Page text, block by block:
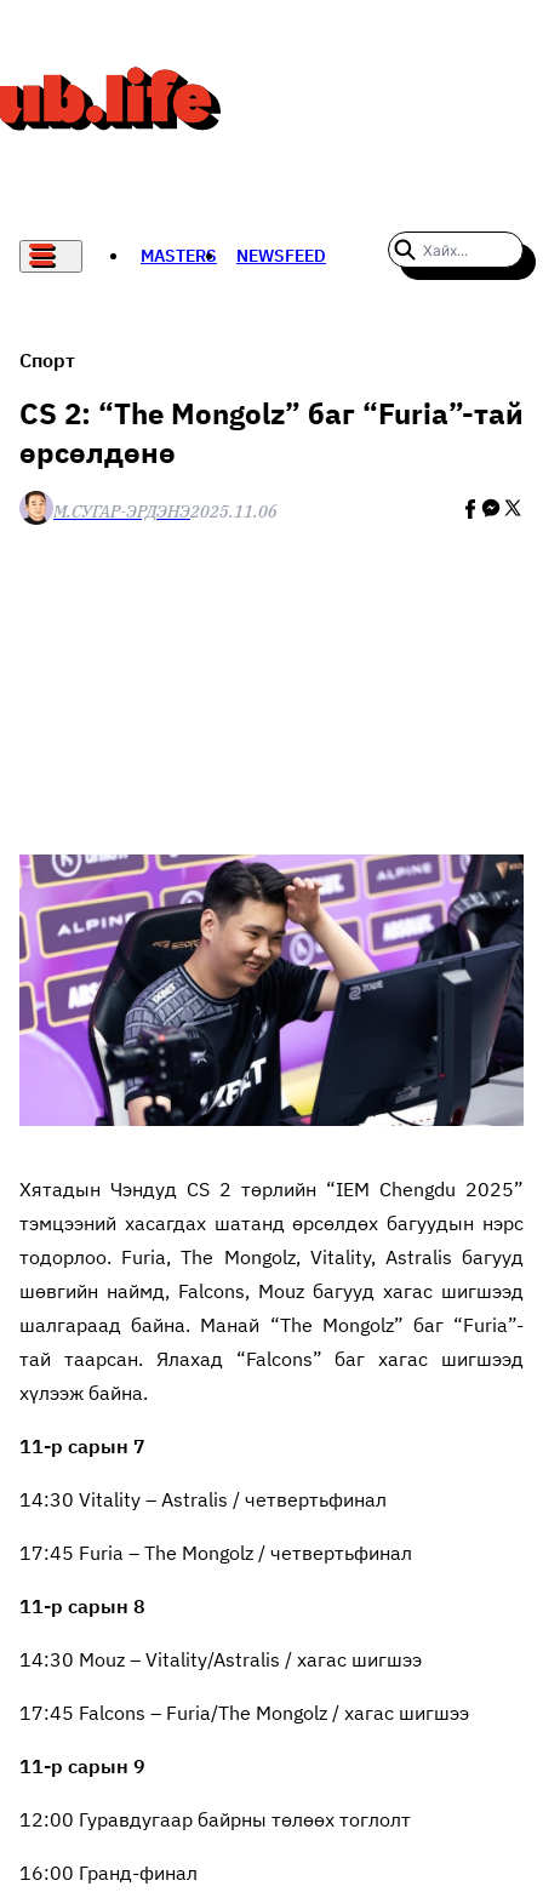
MASTERS NEWSFEED
THE NEW YORK TIMES
НАДАД НЭГ САНАЛ БАЙНА
Спорт
CS 2: “The Mongolz” баг “Furia”-тай
өрсөлдөнө
М.СУГАР-ЭРДЭНЭ2025.11.06
Хятадын Чэндуд CS 2 төрлийн “IEM Chengdu 2025”
тэмцээний хасагдах шатанд өрсөлдөх багуудын нэрс
тодорлоо. Furia, The Mongolz, Vitality, Astralis багууд
шөвгийн наймд, Falcons, Mouz багууд хагас шигшээд
шалгараад байна. Манай “The Mongolz” баг “Furia”-
тай таарсан. Ялахад “Falcons” баг хагас шигшээд
хүлээж байна.
11-р сарын 7
14:30 Vitality – Astralis / четвертьфинал
17:45 Furia – The Mongolz / четвертьфинал
11-р сарын 8
14:30 Mouz – Vitality/Astralis / хагас шигшээ
17:45 Falcons – Furia/The Mongolz / хагас шигшээ
11-р сарын 9
12:00 Гуравдугаар байрны төлөөх тоглолт
16:00 Гранд-финал